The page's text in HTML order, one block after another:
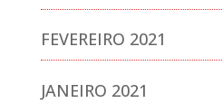
FEVEREIRO 2021
JANEIRO 2021